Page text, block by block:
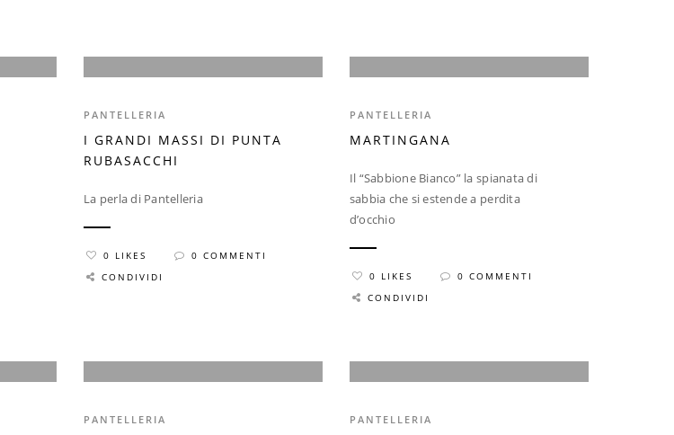
PANTELLERIA
I GRANDI MASSI DI PUNTA
RUBASACCHI
La perla di Pantelleria
0 LIKES
0 COMMENTI
CONDIVIDI
PANTELLERIA
MARTINGANA
Il “Sabbione Bianco” la spianata di
sabbia che si estende a perdita
d’occhio
0 LIKES
0 COMMENTI
CONDIVIDI
PANTELLERIA PANTELLERIA